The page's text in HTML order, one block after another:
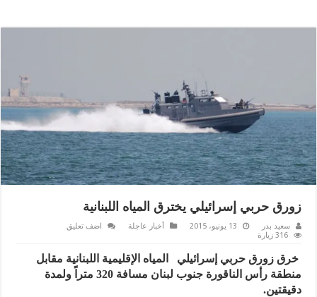
زورق حربي إسرائيلي يخترق المياه اللبنانية
سعيد بدر 13 يونيو، 2015 أخبار عاجلة
اضف تعليق
316 زيارة
خرق زورق حربي إسرائيلي المياه الإقليمية اللبنانية مقابل
منطقة رأس الناقورة جنوب لبنان مسافة 320 متراً ولمدة
دقيقتين.